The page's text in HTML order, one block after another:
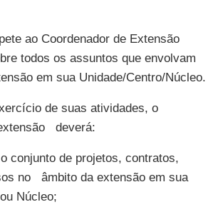
ao Coordenador de Extensão
todos os assuntos que envolvam
em sua Unidade/Centro/Núcleo.
de suas atividades, o
deverá:
conjunto de projetos, contratos,
no âmbito da extensão em sua
Núcleo;